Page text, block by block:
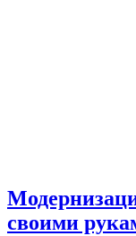
своими